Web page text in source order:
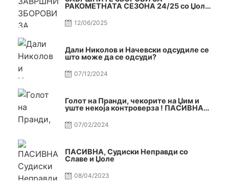
РАКОМЕТНАТА СЕЗОНА 24/25 со Џоле
12/06/2025
Дали Николов и Начевски одсудиле се
што може да се одсуди?
07/12/2024
Голот на Пранди, чекорите на Џим и
уште некоја контроверза ! ПАСИВНА
07/02/2024
ПАСИВНА, Судиски Неправди со
Славе и Џоле
08/04/2023